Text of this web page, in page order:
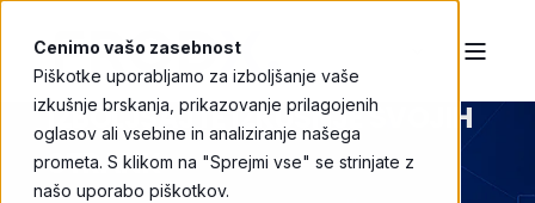
Cenimo vašo zasebnost
Piškotke uporabljamo za izboljšanje vaše
izkušnje brskanja, prikazovanje prilagojenih
oglasov ali vsebine in analiziranje našega
prometa. S klikom na "Sprejmi vse" se strinjate z
našo uporabo piškotkov.
IZBOLJŠAJTEIZKUŠNJES
H
STRANK|